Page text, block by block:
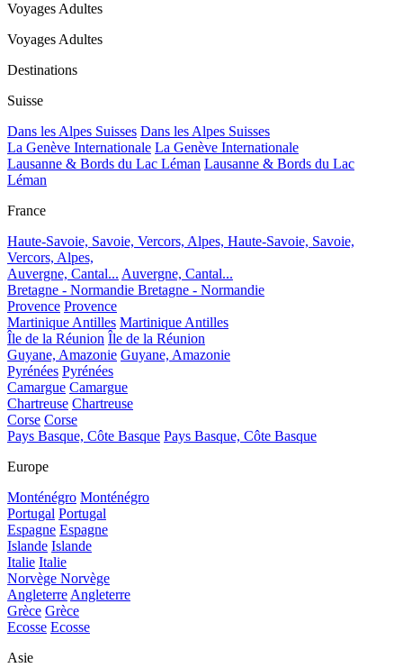
Voyages Adultes
Voyages Adultes
Destinations
Suisse
Dans les Alpes Suisses Dans les Alpes Suisses
La Genève Internationale La Genève Internationale
Lausanne & Bords du Lac Léman Lausanne & Bords du Lac
Léman
France
Haute-Savoie, Savoie, Vercors, Alpes, Haute-Savoie, Savoie,
Vercors, Alpes,
Auvergne, Cantal... Auvergne, Cantal...
Bretagne - Normandie Bretagne - Normandie
Provence Provence
Martinique Antilles Martinique Antilles
Île de la Réunion Île de la Réunion
Guyane, Amazonie Guyane, Amazonie
Pyrénées Pyrénées
Camargue Camargue
Chartreuse Chartreuse
Corse Corse
Pays Basque, Côte Basque Pays Basque, Côte Basque
Europe
Monténégro Monténégro
Portugal Portugal
Espagne Espagne
Islande Islande
Italie Italie
Norvège Norvège
AngleterreAngleterre
Grèce Grèce
Ecosse Ecosse
Asie